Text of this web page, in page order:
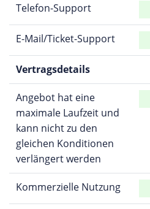
Telefon-Support
E-Mail/Ticket-Support
Vertragsdetails
Angebot hat eine
maximale Laufzeit und
kann nicht zu den
gleichen Konditionen
verlängert werden
Kommerzielle Nutzung